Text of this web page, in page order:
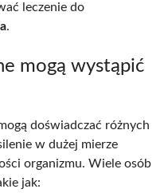
leczenie do
.
mogą wystąpić
doświadczać różnych
w dużej mierze
organizmu. Wiele osób
jak: